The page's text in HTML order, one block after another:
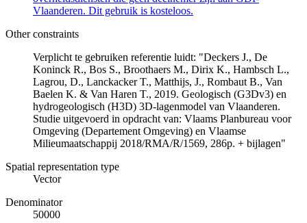
Vlaanderen. Dit gebruik is kosteloos.
Other constraints
Verplicht te gebruiken referentie luidt: "Deckers J., De
Koninck R., Bos S., Broothaers M., Dirix K., Hambsch L.,
Lagrou, D., Lanckacker T., Matthijs, J., Rombaut B., Van
Baelen K. & Van Haren T., 2019. Geologisch (G3Dv3) en
hydrogeologisch (H3D) 3D-lagenmodel van Vlaanderen.
Studie uitgevoerd in opdracht van: Vlaams Planbureau voor
Omgeving (Departement Omgeving) en Vlaamse
Milieumaatschappij 2018/RMA/R/1569, 286p. + bijlagen"
Spatial representation type
Vector
Denominator
50000